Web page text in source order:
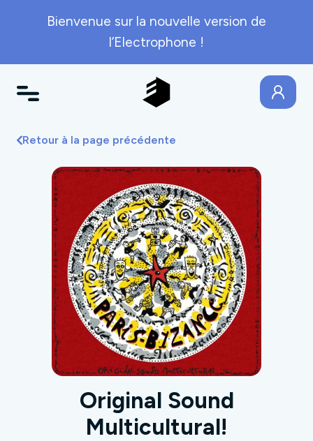
Bienvenue sur la nouvelle version de
l’Electrophone !
Retour à la page précédente
Original Sound
Multicultural!